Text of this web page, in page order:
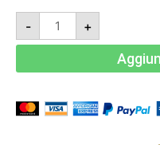
-
Fusara
2020
-
Aglianico
quantità
+